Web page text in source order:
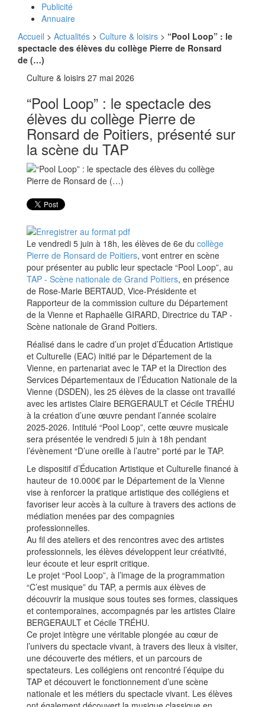
Publicité
Annuaire
Accueil > Actualités > Culture & loisirs > “Pool Loop” : le
spectacle des élèves du collège Pierre de Ronsard
de (…)
Culture & loisirs 27 mai 2026
“Pool Loop” : le spectacle des
élèves du collège Pierre de
Ronsard de Poitiers, présenté sur
la scène du TAP
Le vendredi 5 juin à 18h, les élèves de 6e du collège
Pierre de Ronsard de Poitiers, vont entrer en scène
pour présenter au public leur spectacle “Pool Loop”, au
TAP - Scène nationale de Grand Poitiers, en présence
de Rose-Marie BERTAUD, Vice-Présidente et
Rapporteur de la commission culture du Département
de la Vienne et Raphaëlle GIRARD, Directrice du TAP -
Scène nationale de Grand Poitiers.
Réalisé dans le cadre d’un projet d’Éducation Artistique
et Culturelle (EAC) initié par le Département de la
Vienne, en partenariat avec le TAP et la Direction des
Services Départementaux de l’Éducation Nationale de la
Vienne (DSDEN), les 25 élèves de la classe ont travaillé
avec les artistes Claire BERGERAULT et Cécile TRÉHU
à la création d’une œuvre pendant l’année scolaire
2025-2026. Intitulé “Pool Loop”, cette œuvre musicale
sera présentée le vendredi 5 juin à 18h pendant
l’évènement “D’une oreille à l’autre” porté par le TAP.
Le dispositif d’Éducation Artistique et Culturelle financé à
hauteur de 10.000€ par le Département de la Vienne
vise à renforcer la pratique artistique des collégiens et
favoriser leur accès à la culture à travers des actions de
médiation menées par des compagnies
professionnelles.
Au fil des ateliers et des rencontres avec des artistes
professionnels, les élèves développent leur créativité,
leur écoute et leur esprit critique.
Le projet “Pool Loop”, à l’image de la programmation
“C’est musique” du TAP, a permis aux élèves de
découvrir la musique sous toutes ses formes, classiques
et contemporaines, accompagnés par les artistes Claire
BERGERAULT et Cécile TRÉHU.
Ce projet intègre une véritable plongée au cœur de
l’univers du spectacle vivant, à travers des lieux à visiter,
une découverte des métiers, et un parcours de
spectateurs. Les collégiens ont rencontré l’équipe du
TAP et découvert le fonctionnement d’une scène
nationale et les métiers du spectacle vivant. Les élèves